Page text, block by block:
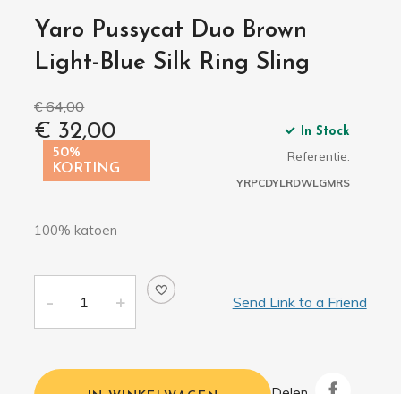
Yaro Pussycat Duo Brown
Light-Blue Silk Ring Sling
€ 64,00
€ 32,00
50%
KORTING
In Stock
Referentie:
YRPCDYLRDWLGMRS
100% katoen
Send Link to a Friend